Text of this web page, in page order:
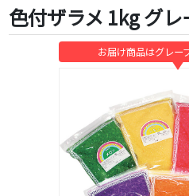
色付ザラメ 1kg グレ
お届け商品はグレー